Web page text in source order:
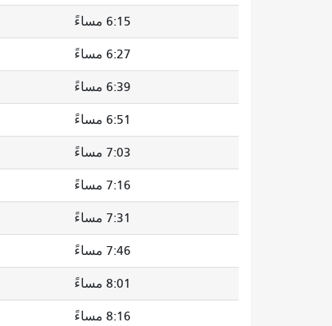
6:15 مساءً
6:27 مساءً
6:39 مساءً
6:51 مساءً
7:03 مساءً
7:16 مساءً
7:31 مساءً
7:46 مساءً
8:01 مساءً
8:16 مساءً